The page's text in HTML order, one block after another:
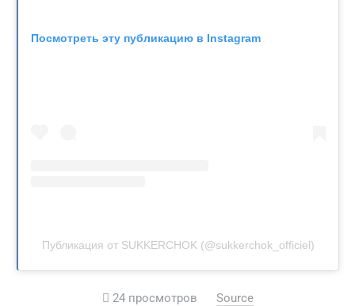
Посмотреть эту публикацию в Instagram
Публикация от SUKKERCHOK (@sukkerchok_officiel)
24 просмотров Source